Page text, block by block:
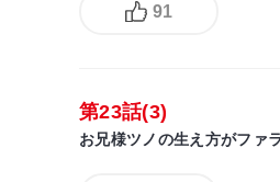
91
第23話(3)
お兄様ツノの生え方がファ